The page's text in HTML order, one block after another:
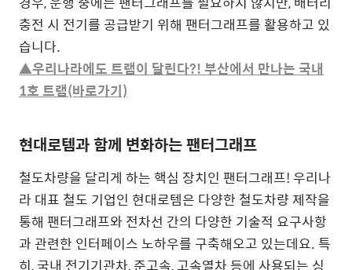
충전 시 전기를 공급받기 위해 팬터그래프를 활용하고 있
습니다.
▲우리나라에도 트램이 달린다?! 부산에서 만나는 국내
1호 트램(바로가기)
현대로템과 함께 변화하는 팬터그래프
철도차량을 달리게 하는 핵심 장치인 팬터그래프! 우리나
라 대표 철도 기업인 현대로템은 다양한 철도차량 제작을
통해 팬터그래프와 전차선 간의 다양한 기술적 요구사항
과 관련한 인터페이스 노하우를 구축해오고 있는데요. 특
히, 국내 전기기관차, 준고속, 고속열차 등에 사용되는 싱